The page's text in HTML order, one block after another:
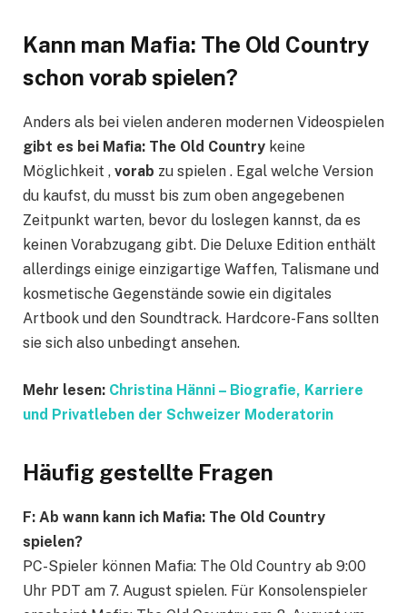
Kann man Mafia: The Old Country
schon vorab spielen?
Anders als bei vielen anderen modernen Videospielen
gibt es bei Mafia: The Old Country keine
Möglichkeit , vorab zu spielen . Egal welche Version
du kaufst, du musst bis zum oben angegebenen
Zeitpunkt warten, bevor du loslegen kannst, da es
keinen Vorabzugang gibt. Die Deluxe Edition enthält
allerdings einige einzigartige Waffen, Talismane und
kosmetische Gegenstände sowie ein digitales
Artbook und den Soundtrack. Hardcore-Fans sollten
sie sich also unbedingt ansehen.
Mehr lesen: Christina Hänni – Biografie, Karriere
und Privatleben der Schweizer Moderatorin
Häufig gestellte Fragen
F: Ab wann kann ich Mafia: The Old Country
spielen?
PC-Spieler können Mafia: The Old Country ab 9:00
Uhr PDT am 7. August spielen. Für Konsolenspieler